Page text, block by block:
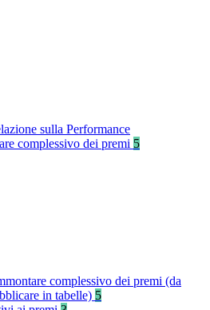
sulla Performance
complessivo dei premi 5
complessivo dei premi (da
in tabelle) 5